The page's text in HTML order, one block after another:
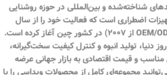
شناخته‌شده و بین‌المللی در حوزهروشنایی
اضطراریاست که فعالیت خود را از سال
۲۰۰۴ (و به‌صورت تخصصی OEM/ODM از ۲۰۰۷) در کشور چین آغاز کرده است.
دنیا، تولید انبوه و کنترل کیفیت سخت‌گیرانه،
مناسب و قیمت اقتصادیبه بازار جهانی عرضه
مجموعه‌ای کامل از محصولات ویداسی را با